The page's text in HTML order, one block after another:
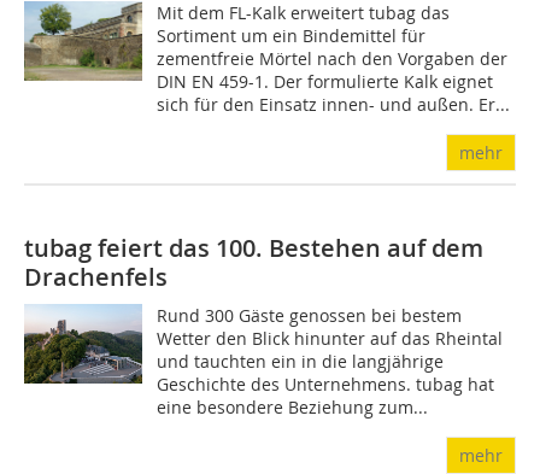
Mit dem FL-Kalk erweitert tubag das
Sortiment um ein Bindemittel für
zementfreie Mörtel nach den Vorgaben der
DIN EN 459-1. Der formulierte Kalk eignet
sich für den Einsatz innen- und außen. Er...
mehr
tubag feiert das 100. Bestehen auf dem
Drachenfels
Rund 300 Gäste genossen bei bestem
Wetter den Blick hinunter auf das Rheintal
und tauchten ein in die langjährige
Geschichte des Unternehmens. tubag hat
eine besondere Beziehung zum...
mehr